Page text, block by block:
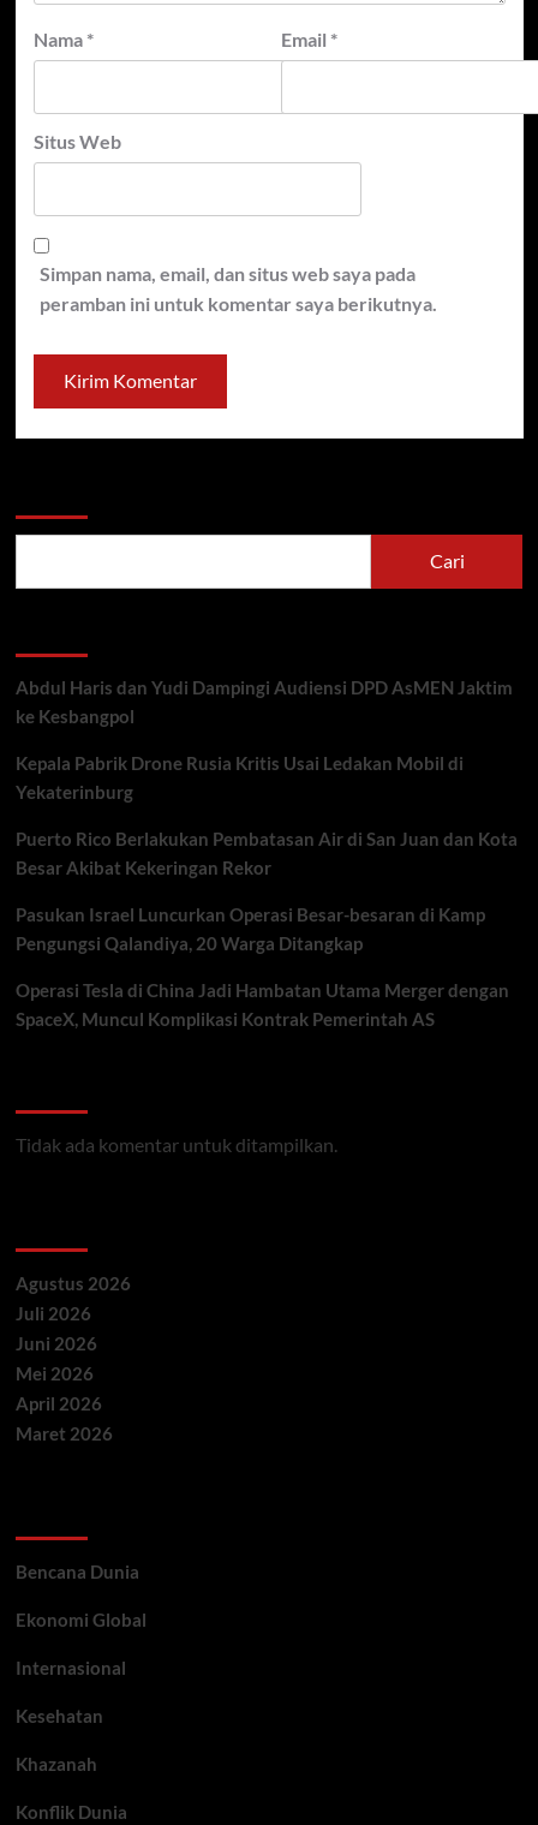
Nama * Email *
Situs Web
Simpan nama, email, dan situs web saya pada
peramban ini untuk komentar saya berikutnya.
Cari
Abdul Haris dan Yudi Dampingi Audiensi DPD AsMEN Jaktim
ke Kesbangpol
Kepala Pabrik Drone Rusia Kritis Usai Ledakan Mobil di
Yekaterinburg
Puerto Rico Berlakukan Pembatasan Air di San Juan dan Kota
Besar Akibat Kekeringan Rekor
Pasukan Israel Luncurkan Operasi Besar-besaran di Kamp
Pengungsi Qalandiya, 20 Warga Ditangkap
Operasi Tesla di China Jadi Hambatan Utama Merger dengan
SpaceX, Muncul Komplikasi Kontrak Pemerintah AS
Tidak ada komentar untuk ditampilkan.
Agustus 2026
Juli 2026
Juni 2026
Mei 2026
April 2026
Maret 2026
Bencana Dunia
Ekonomi Global
Internasional
Kesehatan
Khazanah
Konflik Dunia